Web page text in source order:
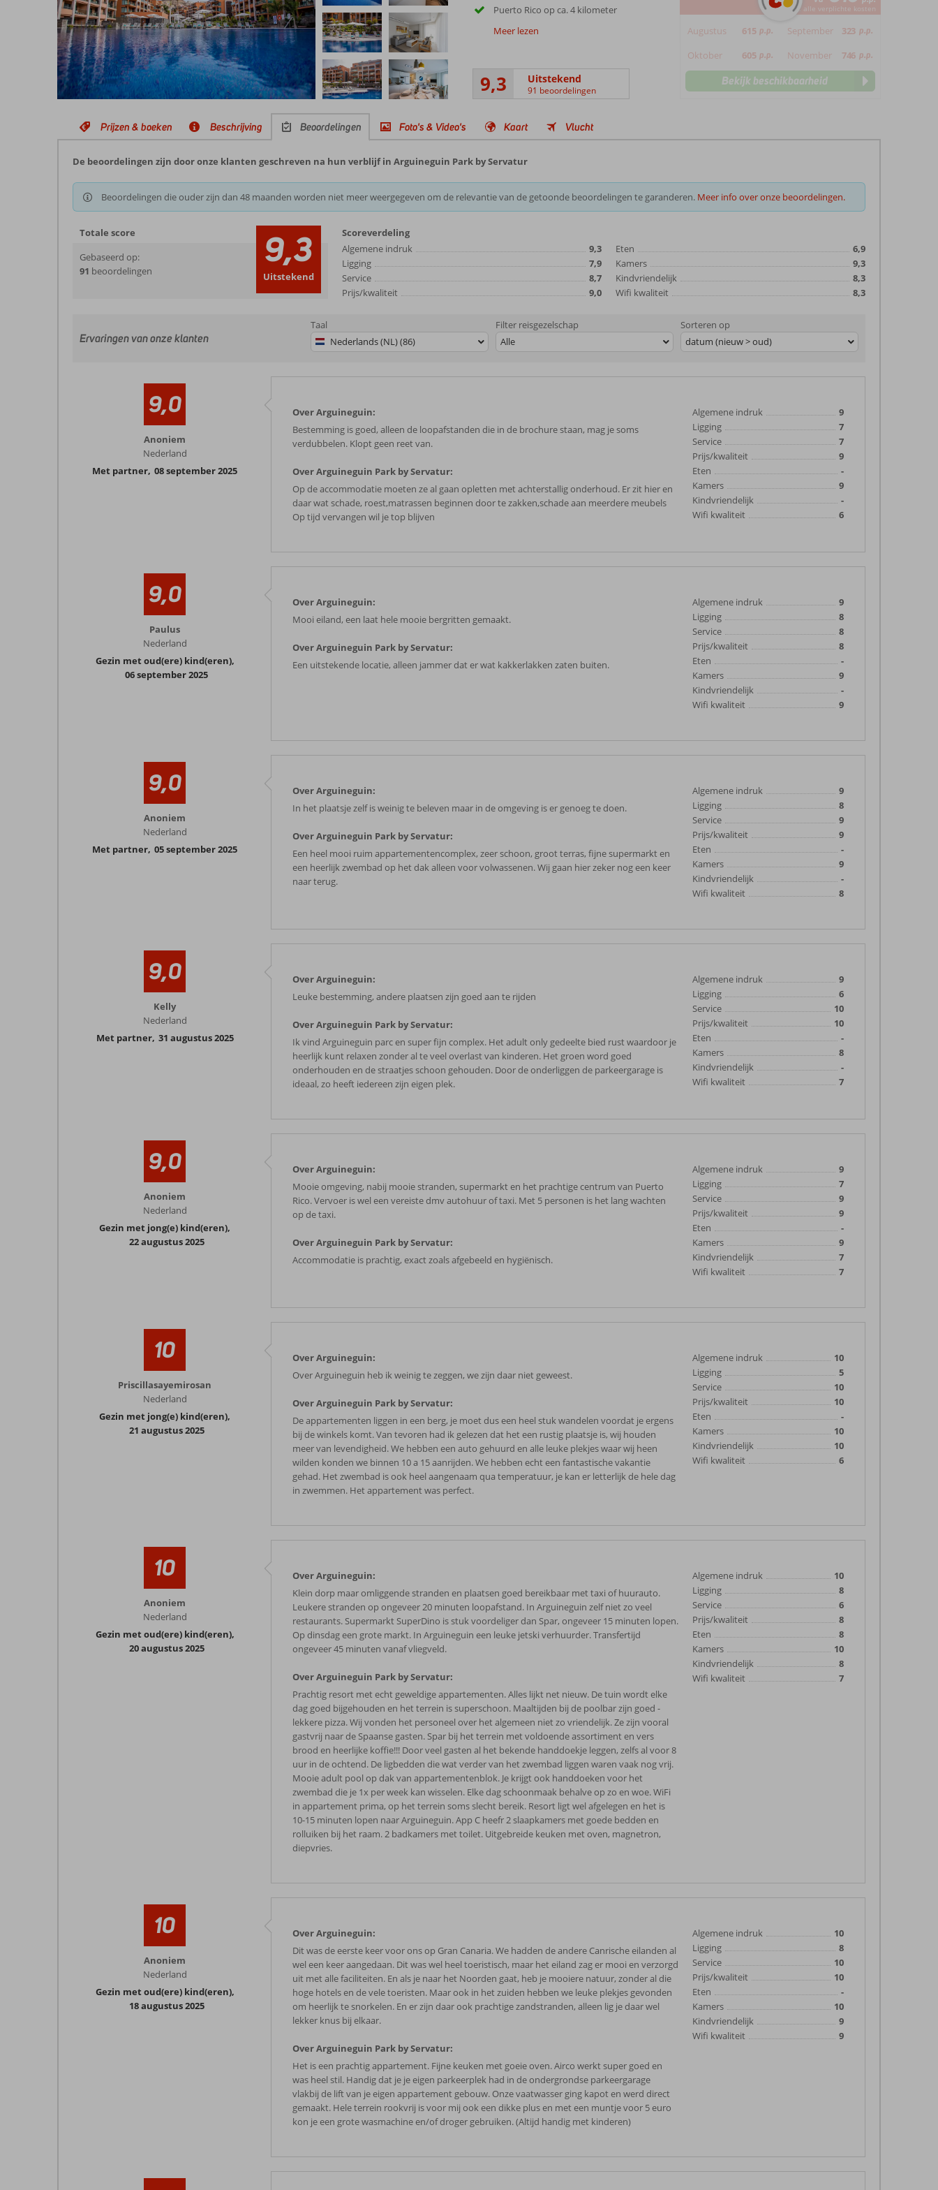
Puerto Rico op ca. 4 kilometer
Meer lezen
9,3 Uitstekend
91 beoordelingen
*incl. alle verplichte kosten
Augustus 615 p.p. September 323 p.p.
Oktober 605 p.p. November 746 p.p.
Bekijk beschikbaarheid
Prijzen & boeken Beschrijving Beoordelingen Foto's & Video's Kaart Vlucht
De beoordelingen zijn door onze klanten geschreven na hun verblijf in Arguineguin Park by Servatur
Beoordelingen die ouder zijn dan 48 maanden worden niet meer weergegeven om de relevantie van de getoonde beoordelingen te garanderen. Meer info over onze beoordelingen.
Totale score
Gebaseerd op:
91 beoordelingen 9,3
Uitstekend
Scoreverdeling
Algemene indruk
9,3
Ligging
7,9
Service
8,7
Prijs/kwaliteit
9,0
Eten
6,9
Kamers
9,3
Kindvriendelijk
8,3
Wifi kwaliteit
8,3
Ervaringen van onze klanten
Taal
Nederlands (NL) (86)
Filter reisgezelschap
Alle
Sorteren op
datum (nieuw > oud)
9,0
Anoniem
Nederland
Met partner, 08 september 2025
Over Arguineguin:
Bestemming is goed, alleen de loopafstanden die in de brochure staan, mag je soms
verdubbelen. Klopt geen reet van.
Over Arguineguin Park by Servatur:
Op de accommodatie moeten ze al gaan opletten met achterstallig onderhoud. Er zit hier en
daar wat schade, roest,matrassen beginnen door te zakken,schade aan meerdere meubels
Op tijd vervangen wil je top blijven
Algemene indruk
9
Ligging
7
Service
7
Prijs/kwaliteit
9
Eten
-
Kamers
9
Kindvriendelijk
-
Wifi kwaliteit
6
9,0
Paulus
Nederland
Gezin met oud(ere) kind(eren),
06 september 2025
Over Arguineguin:
Mooi eiland, een laat hele mooie bergritten gemaakt.
Over Arguineguin Park by Servatur:
Een uitstekende locatie, alleen jammer dat er wat kakkerlakken zaten buiten.
Algemene indruk
9
Ligging
8
Service
8
Prijs/kwaliteit
8
Eten
-
Kamers
9
Kindvriendelijk
-
Wifi kwaliteit
9
9,0
Anoniem
Nederland
Met partner, 05 september 2025
Over Arguineguin:
In het plaatsje zelf is weinig te beleven maar in de omgeving is er genoeg te doen.
Over Arguineguin Park by Servatur:
Een heel mooi ruim appartementencomplex, zeer schoon, groot terras, fijne supermarkt en
een heerlijk zwembad op het dak alleen voor volwassenen. Wij gaan hier zeker nog een keer
naar terug.
Algemene indruk
9
Ligging
8
Service
9
Prijs/kwaliteit
9
Eten
-
Kamers
9
Kindvriendelijk
-
Wifi kwaliteit
8
9,0
Kelly
Nederland
Met partner, 31 augustus 2025
Over Arguineguin:
Leuke bestemming, andere plaatsen zijn goed aan te rijden
Over Arguineguin Park by Servatur:
Ik vind Arguineguin parc en super fijn complex. Het adult only gedeelte bied rust waardoor je
heerlijk kunt relaxen zonder al te veel overlast van kinderen. Het groen word goed
onderhouden en de straatjes schoon gehouden. Door de onderliggen de parkeergarage is
ideaal, zo heeft iedereen zijn eigen plek.
Algemene indruk
9
Ligging
6
Service
10
Prijs/kwaliteit
10
Eten
-
Kamers
8
Kindvriendelijk
-
Wifi kwaliteit
7
9,0
Anoniem
Nederland
Gezin met jong(e) kind(eren),
22 augustus 2025
Over Arguineguin:
Mooie omgeving, nabij mooie stranden, supermarkt en het prachtige centrum van Puerto
Rico. Vervoer is wel een vereiste dmv autohuur of taxi. Met 5 personen is het lang wachten
op de taxi.
Over Arguineguin Park by Servatur:
Accommodatie is prachtig, exact zoals afgebeeld en hygiënisch.
Algemene indruk
9
Ligging
7
Service
9
Prijs/kwaliteit
9
Eten
-
Kamers
9
Kindvriendelijk
7
Wifi kwaliteit
7
10
Priscillasayemirosan
Nederland
Gezin met jong(e) kind(eren),
21 augustus 2025
Over Arguineguin:
Over Arguineguin heb ik weinig te zeggen, we zijn daar niet geweest.
Over Arguineguin Park by Servatur:
De appartementen liggen in een berg, je moet dus een heel stuk wandelen voordat je ergens
bij de winkels komt. Van tevoren had ik gelezen dat het een rustig plaatsje is, wij houden
meer van levendigheid. We hebben een auto gehuurd en alle leuke plekjes waar wij heen
wilden konden we binnen 10 a 15 aanrijden. We hebben echt een fantastische vakantie
gehad. Het zwembad is ook heel aangenaam qua temperatuur, je kan er letterlijk de hele dag
in zwemmen. Het appartement was perfect.
Algemene indruk
10
Ligging
5
Service
10
Prijs/kwaliteit
10
Eten
-
Kamers
10
Kindvriendelijk
10
Wifi kwaliteit
6
10
Anoniem
Nederland
Gezin met oud(ere) kind(eren),
20 augustus 2025
Over Arguineguin:
Klein dorp maar omliggende stranden en plaatsen goed bereikbaar met taxi of huurauto.
Leukere stranden op ongeveer 20 minuten loopafstand. In Arguineguin zelf niet zo veel
restaurants. Supermarkt SuperDino is stuk voordeliger dan Spar, ongeveer 15 minuten lopen.
Op dinsdag een grote markt. In Arguineguin een leuke jetski verhuurder. Transfertijd
ongeveer 45 minuten vanaf vliegveld.
Over Arguineguin Park by Servatur:
Prachtig resort met echt geweldige appartementen. Alles lijkt net nieuw. De tuin wordt elke
dag goed bijgehouden en het terrein is superschoon. Maaltijden bij de poolbar zijn goed -
lekkere pizza. Wij vonden het personeel over het algemeen niet zo vriendelijk. Ze zijn vooral
gastvrij naar de Spaanse gasten. Spar bij het terrein met voldoende assortiment en vers
brood en heerlijke koffie!!! Door veel gasten al het bekende handdoekje leggen, zelfs al voor 8
uur in de ochtend. De ligbedden die wat verder van het zwembad liggen waren vaak nog vrij.
Mooie adult pool op dak van appartementenblok. Je krijgt ook handdoeken voor het
zwembad die je 1x per week kan wisselen. Elke dag schoonmaak behalve op zo en woe. WiFi
in appartement prima, op het terrein soms slecht bereik. Resort ligt wel afgelegen en het is
10-15 minuten lopen naar Arguineguin. App C heefr 2 slaapkamers met goede bedden en
rolluiken bij het raam. 2 badkamers met toilet. Uitgebreide keuken met oven, magnetron,
diepvries.
Algemene indruk
10
Ligging
8
Service
6
Prijs/kwaliteit
8
Eten
8
Kamers
10
Kindvriendelijk
8
Wifi kwaliteit
7
10
Anoniem
Nederland
Gezin met oud(ere) kind(eren),
18 augustus 2025
Over Arguineguin:
Dit was de eerste keer voor ons op Gran Canaria. We hadden de andere Canrische eilanden al
wel een keer aangedaan. Dit was wel heel toeristisch, maar het eiland zag er mooi en verzorgd
uit met alle faciliteiten. En als je naar het Noorden gaat, heb je mooiere natuur, zonder al die
hoge hotels en de vele toeristen. Maar ook in het zuiden hebben we leuke plekjes gevonden
om heerlijk te snorkelen. En er zijn daar ook prachtige zandstranden, alleen lig je daar wel
lekker knus bij elkaar.
Over Arguineguin Park by Servatur:
Het is een prachtig appartement. Fijne keuken met goeie oven. Airco werkt super goed en
was heel stil. Handig dat je je eigen parkeerplek had in de ondergrondse parkeergarage
vlakbij de lift van je eigen appartement gebouw. Onze vaatwasser ging kapot en werd direct
gemaakt. Hele terrein rookvrij is voor mij ook een dikke plus en met een muntje voor 5 euro
kon je een grote wasmachine en/of droger gebruiken. (Altijd handig met kinderen)
Algemene indruk
10
Ligging
8
Service
10
Prijs/kwaliteit
10
Eten
-
Kamers
10
Kindvriendelijk
9
Wifi kwaliteit
9